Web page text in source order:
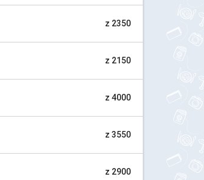
z 2350
z 2150
z 4000
z 3550
z 2900